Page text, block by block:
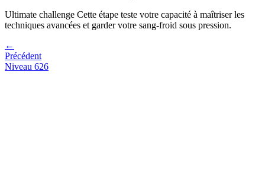
Ultimate challenge Cette étape teste votre capacité à maîtriser les
techniques avancées et garder votre sang-froid sous pression.
←
Précédent
Niveau 626